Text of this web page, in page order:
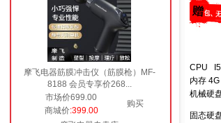
摩飞电器筋膜冲击仪（筋膜枪）MF-
8188 会员专享价268...
市场价699.00
购买
商城价:399.00
CPU
内存 4G
机械硬
固态硬